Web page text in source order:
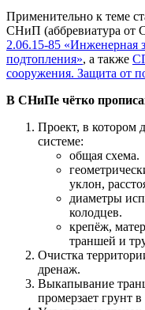
Применительно к теме
СНиП (аббревиатура от
2.06.15-85 «Инженерная
подтопления», а также
сооружения. Защита от
В СНиПе чётко
Проект, в котором
системе:
общая схема.
уклон,
диаметры
колодцев.
крепёж,
траншей и
Очистка
дренаж.
Выкапывание
промерзает грунт